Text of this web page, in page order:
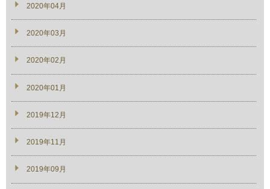
2020年04月
2020年03月
2020年02月
2020年01月
2019年12月
2019年11月
2019年09月